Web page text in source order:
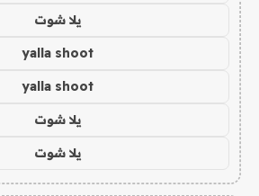
يلا شوت
yalla shoot
yalla shoot
يلا شوت
يلا شوت